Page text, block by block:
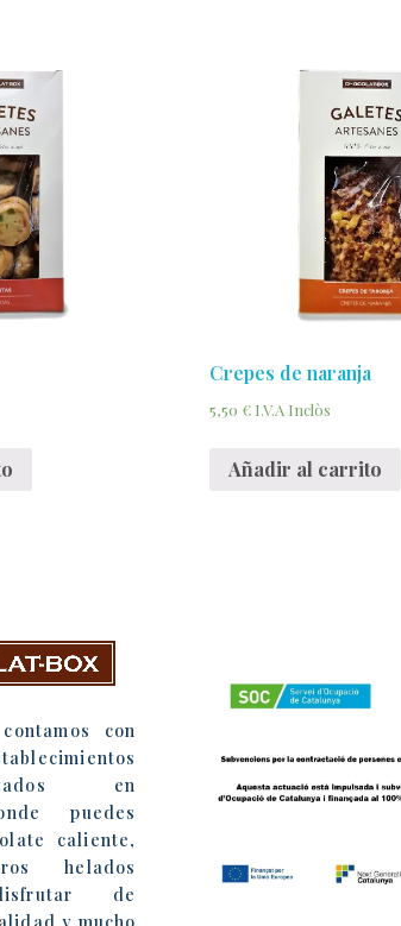
Crepes de naranja
5,50 € I.V.A Inclòs
Añadir al carrito
con
en
puedes
caliente,
helados
de